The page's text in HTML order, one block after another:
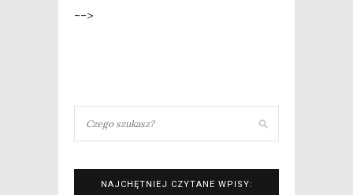
-->
NAJCHĘTNIEJ CZYTANE WPISY: